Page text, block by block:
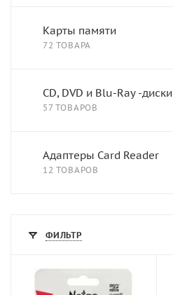
Карты памяти
72 ТОВАРА
CD, DVD и Blu-Ray -диски
57 ТОВАРОВ
Адаптеры Card Reader
12 ТОВАРОВ
ФИЛЬТР